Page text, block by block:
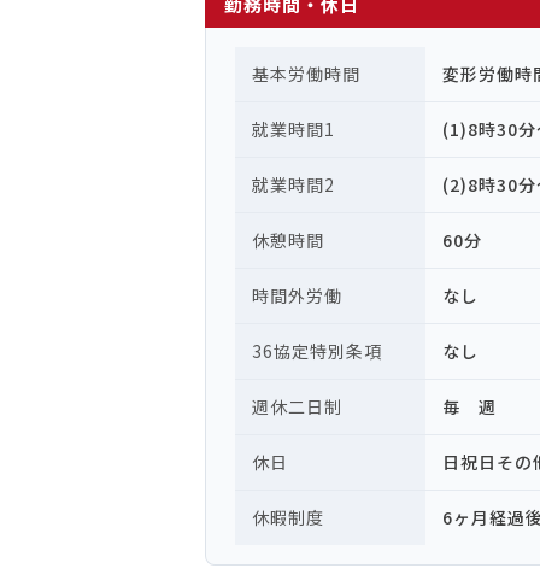
基本労働時間 変形労働時
就業時間1 (1)8時30
就業時間2 (2)8時30
休憩時間 60分
時間外労働 なし
36協定特別条項 なし
週休二日制 毎 週
休日 日祝日その
休暇制度 6ヶ月経過